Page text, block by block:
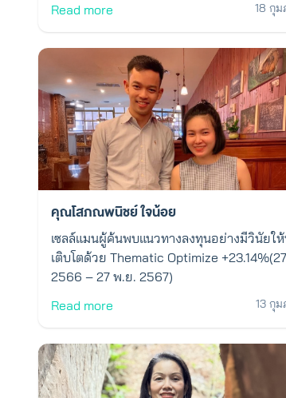
Read more
18 กุ
คุณโสภณพนิชย์ ใจน้อย
เซลล์แมนผู้ค้นพบแนวทางลงทุนอย่างมีวินัยใ
เติบโตด้วย Thematic Optimize
2566 – 27 พ.ย. 2567)
Read more
13 กุ